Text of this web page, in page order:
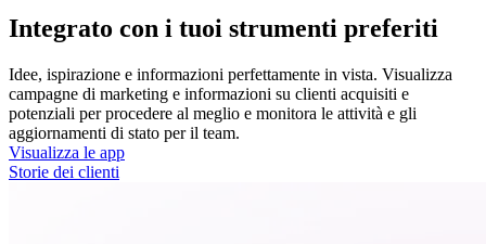
Integrato con i tuoi strumenti preferiti
Idee, ispirazione e informazioni perfettamente in vista. Visualizza
campagne di marketing e informazioni su clienti acquisiti e
potenziali per procedere al meglio e monitora le attività e gli
aggiornamenti di stato per il team.
Visualizza le app
Storie dei clienti